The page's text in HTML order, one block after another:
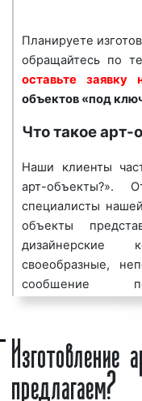
Востребованность
конструкций
хорошая
массовый
разнообразие
аудиторию;
низкие цены и
Арт-объекты
для привлечения
нашего
изготовление арт-
населения о
фестивале.
Планируете
обращайтесь по
оставьте заявку
объектов «под
Что такое арт-
Наши клиенты
арт-объекты?».
специалисты
объекты
дизайнерские
своеобразные,
сообщение
покупателям,
том числе и
художественную,
объекты
предлагаем?